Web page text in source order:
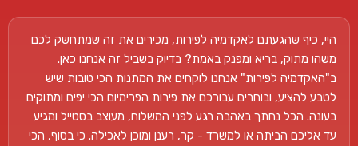
היי, כיף שהגעתם לאקדמיה לפירות, מכירים את זה שמתחשק לכם
משהו מתוק, בריא ומפנק באמת? בדיוק בשביל זה אנחנו כאן.
ב"האקדמיה לפירות" אנחנו לוקחים את המתנות הכי טובות שיש
לטבע להציע, ובוחרים עבורכם את פירות הפרימיום הכי יפים ומתוקים
בעונה. הכל נחתך באהבה רגע לפני המשלוח, מעוצב בסטייל ומגיע
עד אליכם הביתה או למשרד - קר, רענן ומוכן לאכילה. כי בסוף, הכי